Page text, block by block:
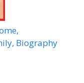
Biography